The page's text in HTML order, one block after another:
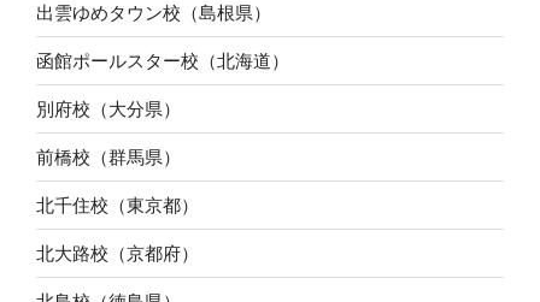
出雲ゆめタウン校（島根県）
函館ポールスター校（北海道）
別府校（大分県）
前橋校（群馬県）
北千住校（東京都）
北大路校（京都府）